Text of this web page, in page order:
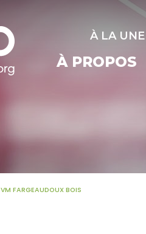
À LA UNE
À PROPOS
VM FARGEAUDOUX BOIS